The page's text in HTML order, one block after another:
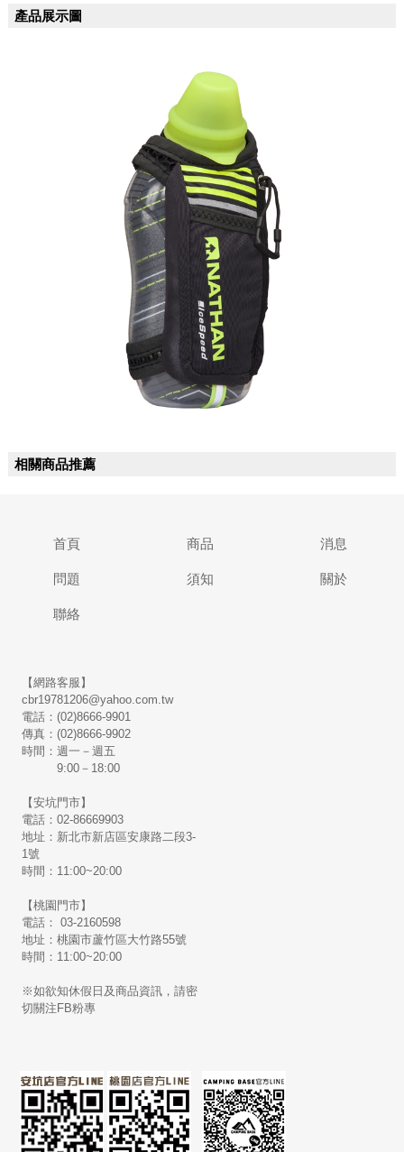
產品展示圖
相關商品推薦
首頁 商品 消息
問題 須知 關於
聯絡
【網路客服】
cbr19781206@yahoo.com.tw
電話：(02)8666-9901
傳真：(02)8666-9902
時間：週一－週五
9:00－18:00
【安坑門市】
電話：02-86669903
地址：新北市新店區安康路二段3-
1號
時間：11:00~20:00
【桃園門市】
電話： 03-2160598
地址：桃園市蘆竹區大竹路55號
時間：11:00~20:00
※如欲知休假日及商品資訊，請密
切關注FB粉專